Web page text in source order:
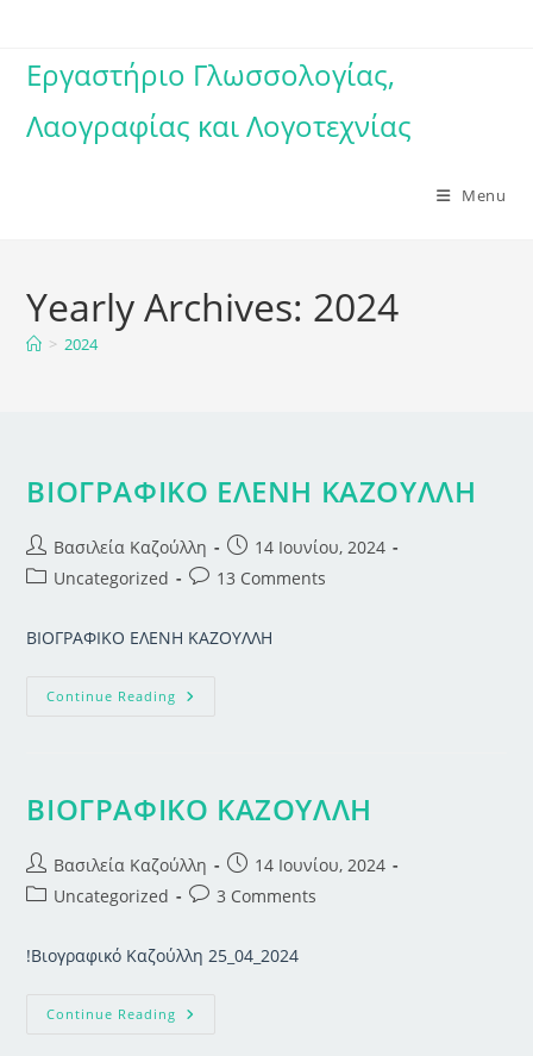
contentΕργαστήριο Γλωσσολογίας,
Λαογραφίας και Λογοτεχνίας
Menu
Yearly Archives: 2024
> 2024
ΒΙΟΓΡΑΦΙΚΟ ΕΛΕΝΗ ΚΑΖΟΥΛΛΗ
Post
author:
Βασιλεία Καζούλλη
Post
published:
14 Ιουνίου, 2024
PostUncategorized
Post13 Comments
ΒΙΟΓΡΑΦΙΚΟ ΕΛΕΝΗ ΚΑΖΟΥΛΛΗ
Continue Reading ΒΙΟΓΡΑΦΙΚΟ
ΒΙΟΓΡΑΦΙΚΟ ΚΑΖΟΥΛΛΗ
Post
author:
Βασιλεία Καζούλλη
Post
published:
14 Ιουνίου, 2024
PostUncategorized
Post3 Comments
!Βιογραφικό Καζούλλη 25_04_2024
Continue Reading ΒΙΟΓΡΑΦΙΚΟ